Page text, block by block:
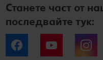
Станете част от
последвайте тук:
Facebook YouTube